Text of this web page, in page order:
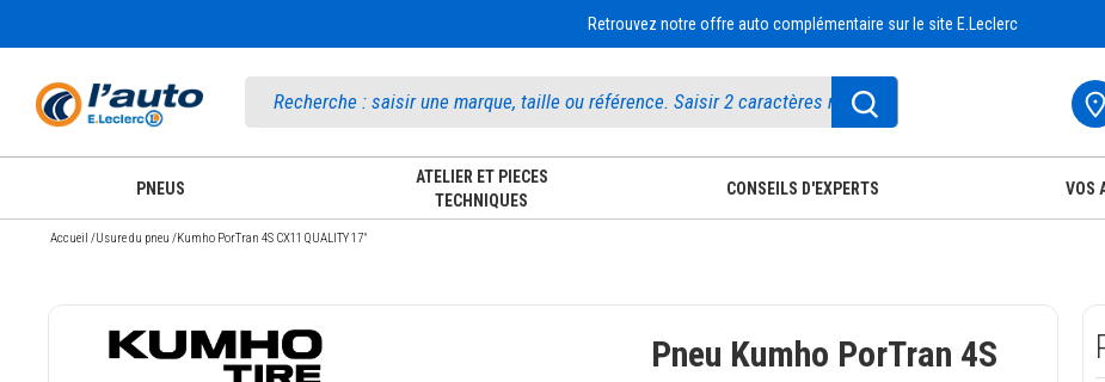
Retrouvez notre offre auto complémentaire sur le site E.Leclerc
PNEUS
ATELIER ET PIECES
TECHNIQUES
CONSEILS D'EXPERTS VOS
Accueil /Usure du pneu /Kumho PorTran 4S CX11 QUALITY 17"
Pneu Kumho PorTran 4S